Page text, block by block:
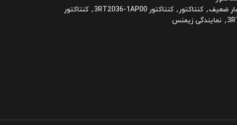
ضعیف, کنتاکتور , کنتاکتور 3RT2036-1AP00 , کنتاکتور
, نمایندگی زیمنس